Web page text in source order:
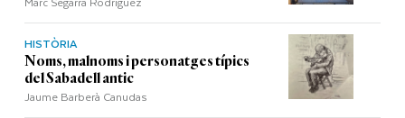
HISTÒRIA
Noms, malnoms i personatges típics
del Sabadell antic
Jaume Barberà Canudas